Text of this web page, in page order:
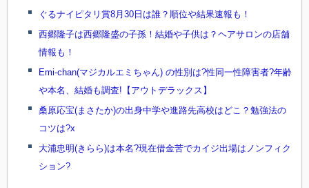
ぐるナイピタリ賞8月30日は誰？順位や結果速報も！
西郷隆子は西郷隆盛の子孫！結婚や子供は？ヘアサロンの店舗
情報も！
Emi-chan(マジカルエミちゃん) の性別は?性同一性障害者?年齢
や本名、結婚も調査!【アウトデラックス】
桑原応宝(まさたか)の出身中学や進路先高校はどこ？勉強法の
コツは?x
大浦忠明(きらら)は本名?現在借金苦でカイジ出場はノンフィク
ション?